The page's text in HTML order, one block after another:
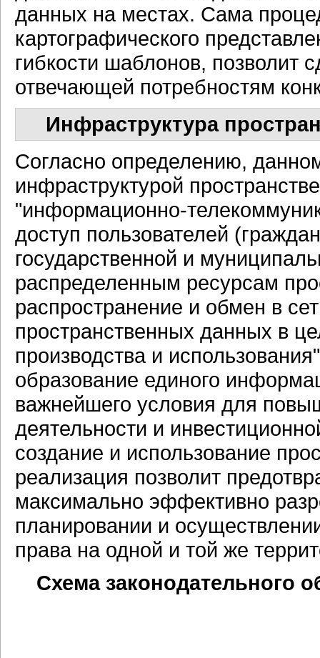
данных на местах. Сама
картографического
гибкости шаблонов, позволит
отвечающей потребностям
Инфраструктура
Согласно определению,
инфраструктурой
"информационно-
доступ пользователей
государственной и
распределенным ресурсам
распространение и обмен в
пространственных данных в
производства и
образование единого
важнейшего условия для
деятельности и
создание и использование
реализация позволит
максимально эффективно
планировании и
права на одной и той же
Схема законодательного